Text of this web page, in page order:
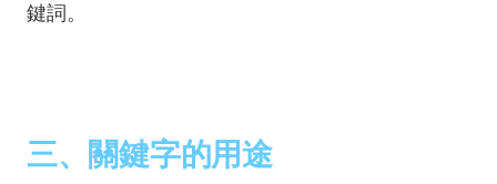
鍵詞。
三、關鍵字的用途